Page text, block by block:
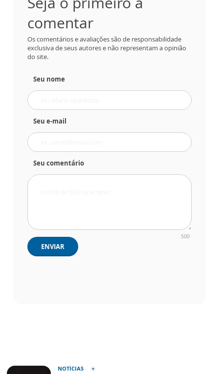
comentar
Os comentários e avaliações são de responsabilidade
exclusiva de seus autores e não representam a opinião
do site.
Seu nome
Seu e-mail
Seu comentário
500
ENVIAR
NOTÍCIAS